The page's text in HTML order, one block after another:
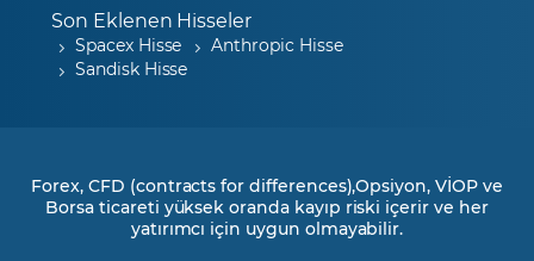
Son Eklenen Hisseler
Spacex Hisse
Anthropic Hisse
Sandisk Hisse
Forex, CFD (contracts for differences),Opsiyon, VİOP ve
Borsa ticareti yüksek oranda kayıp riski içerir ve her
yatırımcı için uygun olmayabilir.